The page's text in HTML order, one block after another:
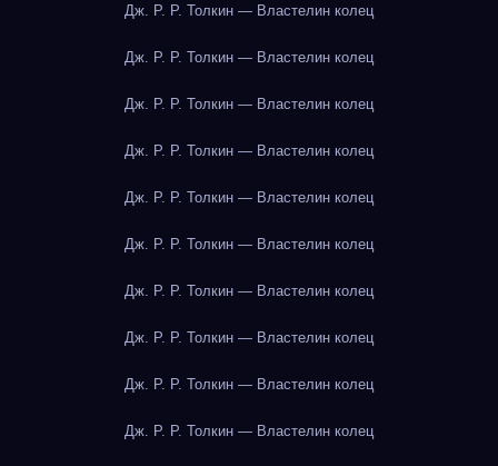
Дж. Р. Р. Толкин — Властелин колец
Дж. Р. Р. Толкин — Властелин колец
Дж. Р. Р. Толкин — Властелин колец
Дж. Р. Р. Толкин — Властелин колец
Дж. Р. Р. Толкин — Властелин колец
Дж. Р. Р. Толкин — Властелин колец
Дж. Р. Р. Толкин — Властелин колец
Дж. Р. Р. Толкин — Властелин колец
Дж. Р. Р. Толкин — Властелин колец
Дж. Р. Р. Толкин — Властелин колец